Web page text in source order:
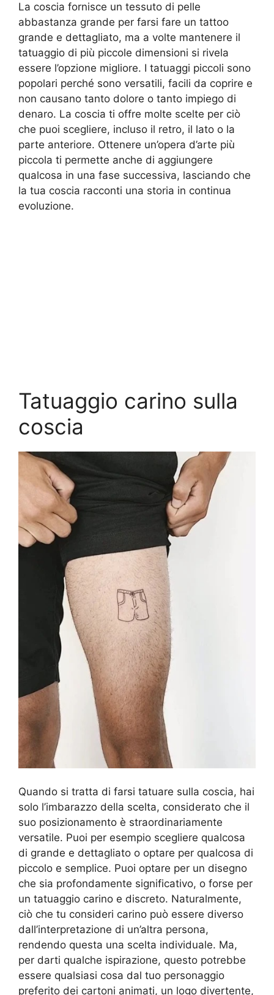
La coscia fornisce un tessuto di pelle
abbastanza grande per farsi fare un tattoo
grande e dettagliato, ma a volte mantenere il
tatuaggio di più piccole dimensioni si rivela
essere l’opzione migliore. I tatuaggi piccoli sono
popolari perché sono versatili, facili da coprire e
non causano tanto dolore o tanto impiego di
denaro. La coscia ti offre molte scelte per ciò
che puoi scegliere, incluso il retro, il lato o la
parte anteriore. Ottenere un’opera d’arte più
piccola ti permette anche di aggiungere
qualcosa in una fase successiva, lasciando che
la tua coscia racconti una storia in continua
evoluzione.
Tatuaggio carino sulla
coscia
Quando si tratta di farsi tatuare sulla coscia, hai
solo l’imbarazzo della scelta, considerato che il
suo posizionamento è straordinariamente
versatile. Puoi per esempio scegliere qualcosa
di grande e dettagliato o optare per qualcosa di
piccolo e semplice. Puoi optare per un disegno
che sia profondamente significativo, o forse per
un tatuaggio carino e discreto. Naturalmente,
ciò che tu consideri carino può essere diverso
dall’interpretazione di un’altra persona,
rendendo questa una scelta individuale. Ma,
per darti qualche ispirazione, questo potrebbe
essere qualsiasi cosa dal tuo personaggio
preferito dei cartoni animati, un logo divertente,